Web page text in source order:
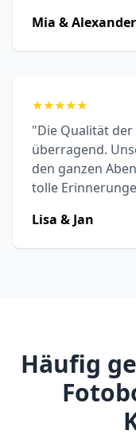
Mia & Alexander
★★★★★
"Die Qualität
überragend.
den ganzen
tolle
Lisa & Jan
Häufig